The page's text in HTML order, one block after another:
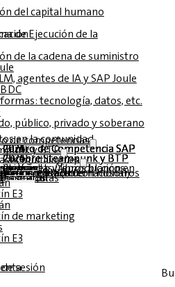
del capital humano
de la Fabricación
de la cadena de suministro
agentes de IA y SAP Joule
tecnología, datos, etc.
público, privado y soberano
en la comunidad
de competencias
Centro de Competencia SAP 2026
Centro de Competencia SAP 2025
Centro de Competencia SAP 2024
Centro de Competencia SAP 2023 y BTP
Cumbre Steampunk y BTP 2026
Cumbre Steampunk y BTP 2025,
Cumbre Steampunk y BTP 2024multilingües
alemán
inglés
español
francés
en YouTube) web y libros blancos
en contacto con nosotros
de comunicación DACH
de prensa (Internacional)
aquí
gratuitas
E3
de marketing
E3
sesión